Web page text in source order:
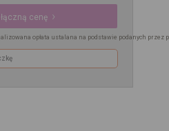
cenę
opłata ustalana na podstawie podanych przez